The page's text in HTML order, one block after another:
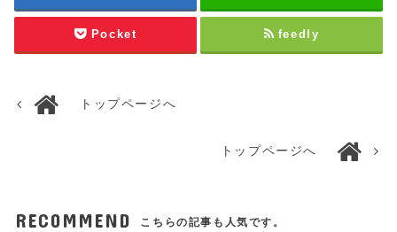
Pocket feedly
トップページへ
トップページへ
RECOMMEND こちらの記事も人気です。